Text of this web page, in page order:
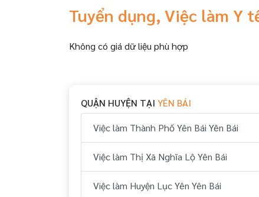
Tuyển dụng, Việc làm Y
Không có giá dữ liệu phù hợp
QUẬN HUYỆN TẠI YÊN BÁI
Việc làm Thành Phố Yên Bái Yên Bái
Việc làm Thị Xã Nghĩa Lộ Yên Bái
Việc làm Huyện Lục Yên Yên Bái